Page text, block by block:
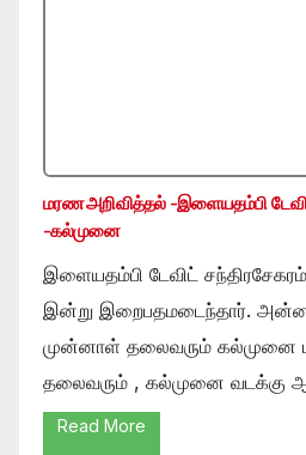
மரண அறிவித்தல் -இளையதம்பி
-கல்முனை
இளையதம்பி டேவிட்
இன்று இறைபதமடைந்தார்.
முன்னாள் தலைவரும் கல்முனை
தலைவரும் , கல்முனை வடக்கு
Read More